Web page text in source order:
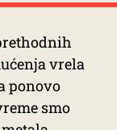
vrela
ponovo
smo